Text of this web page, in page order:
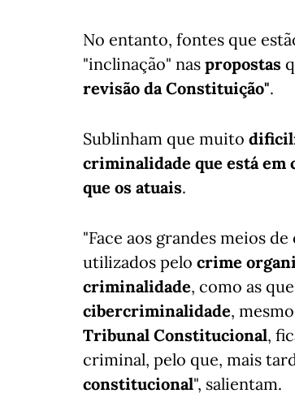
No entanto, fontes que
"inclinação" nas propostas
revisão da Constituição".
Sublinham que muito
criminalidade que está em
que os atuais.
"Face aos grandes meios
utilizados pelo crime
criminalidade, como as
cibercriminalidade,
Tribunal Constitucional,
criminal, pelo que, mais
constitucional", salientam.